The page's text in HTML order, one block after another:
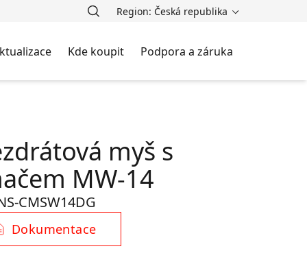
Region: Česká republika
Kde koupit Podpora a záruka
myš s
MW-14
CMSW14DG
Dokumentace